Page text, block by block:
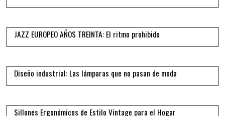
06
JAZZ EUROPEO AÑOS TREINTA: El ritmo prohibido
07
Diseño industrial: Las lámparas que no pasan de moda
08
Sillones Ergonómicos de Estilo Vintage para el Hogar